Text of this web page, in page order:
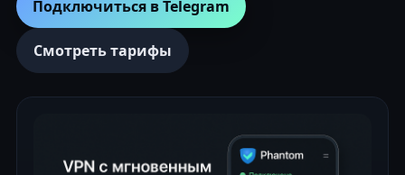
Подключиться в Telegram
Смотреть тарифы